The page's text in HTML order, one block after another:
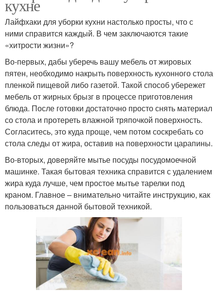
кухне
Лайфхаки для уборки кухни настолько просты, что с
ними справится каждый. В чем заключаются такие
«хитрости жизни»?
Во-первых, дабы уберечь вашу мебель от жировых
пятен, необходимо накрыть поверхность кухонного стола
пленкой пищевой либо газетой. Такой способ убережет
мебель от жирных брызг в процессе приготовления
блюда. После готовки достаточно просто снять материал
со стола и протереть влажной тряпочкой поверхность.
Согласитесь, это куда проще, чем потом соскребать со
стола следы от жира, оставив на поверхности царапины.
Во-вторых, доверяйте мытье посуды посудомоечной
машинке. Такая бытовая техника справится с удалением
жира куда лучше, чем простое мытье тарелки под
краном. Главное – внимательно читайте инструкцию, как
пользоваться данной бытовой техникой.